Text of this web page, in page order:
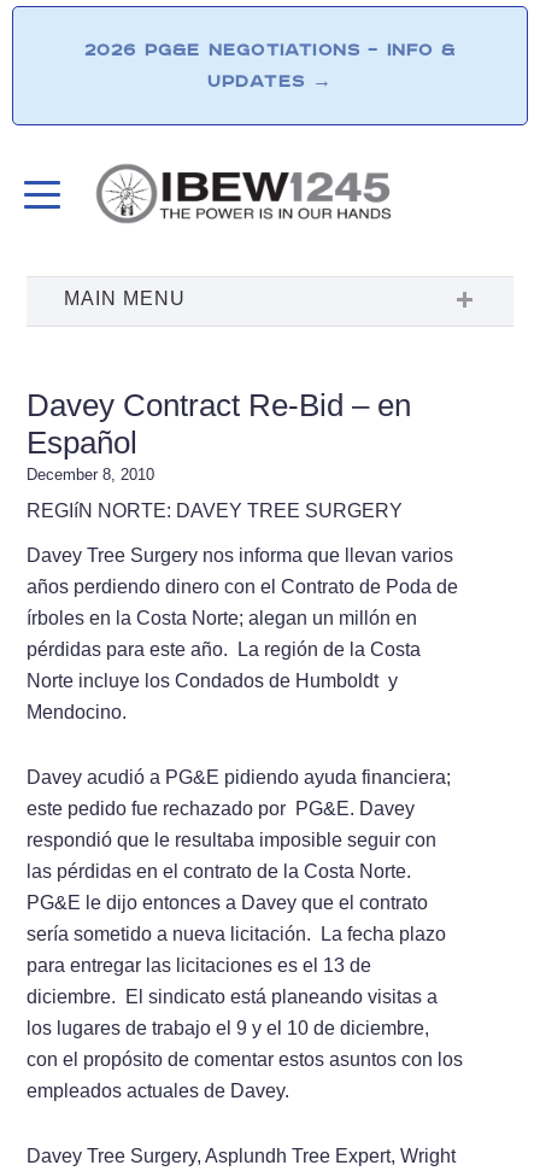
2026 PG&E NEGOTIATIONS – INFO &
UPDATES →
Davey Contract Re-Bid – en
Español
December 8, 2010
REGIí­N NORTE: DAVEY TREE SURGERY
Davey Tree Surgery nos informa que llevan varios
años perdiendo dinero con el Contrato de Poda de
í­rboles en la Costa Norte; alegan un millón en
pérdidas para este año. La región de la Costa
Norte incluye los Condados de Humboldt y
Mendocino.
Davey acudió a PG&E pidiendo ayuda financiera;
este pedido fue rechazado por PG&E. Davey
respondió que le resultaba imposible seguir con
las pérdidas en el contrato de la Costa Norte.
PG&E le dijo entonces a Davey que el contrato
serí­­a sometido a nueva licitación. La fecha plazo
para entregar las licitaciones es el 13 de
diciembre. El sindicato está planeando visitas a
los lugares de trabajo el 9 y el 10 de diciembre,
con el propósito de comentar estos asuntos con los
empleados actuales de Davey.
Davey Tree Surgery, Asplundh Tree Expert, Wright